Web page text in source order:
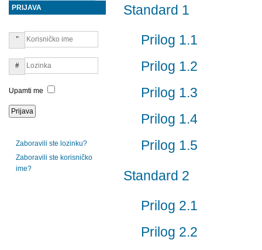
Standard 1
Prilog 1.1
Prilog 1.2
Prilog 1.3
Prilog 1.4
Prilog 1.5
Standard 2
Prilog 2.1
Prilog 2.2
PRIJAVA
Upamti me
Zaboravili ste lozinku?
Zaboravili ste korisničko
ime?